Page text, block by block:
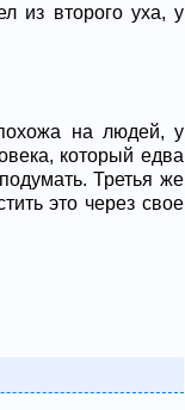
из второго уха, у
на людей, у
который едва
Третья же
это через свое